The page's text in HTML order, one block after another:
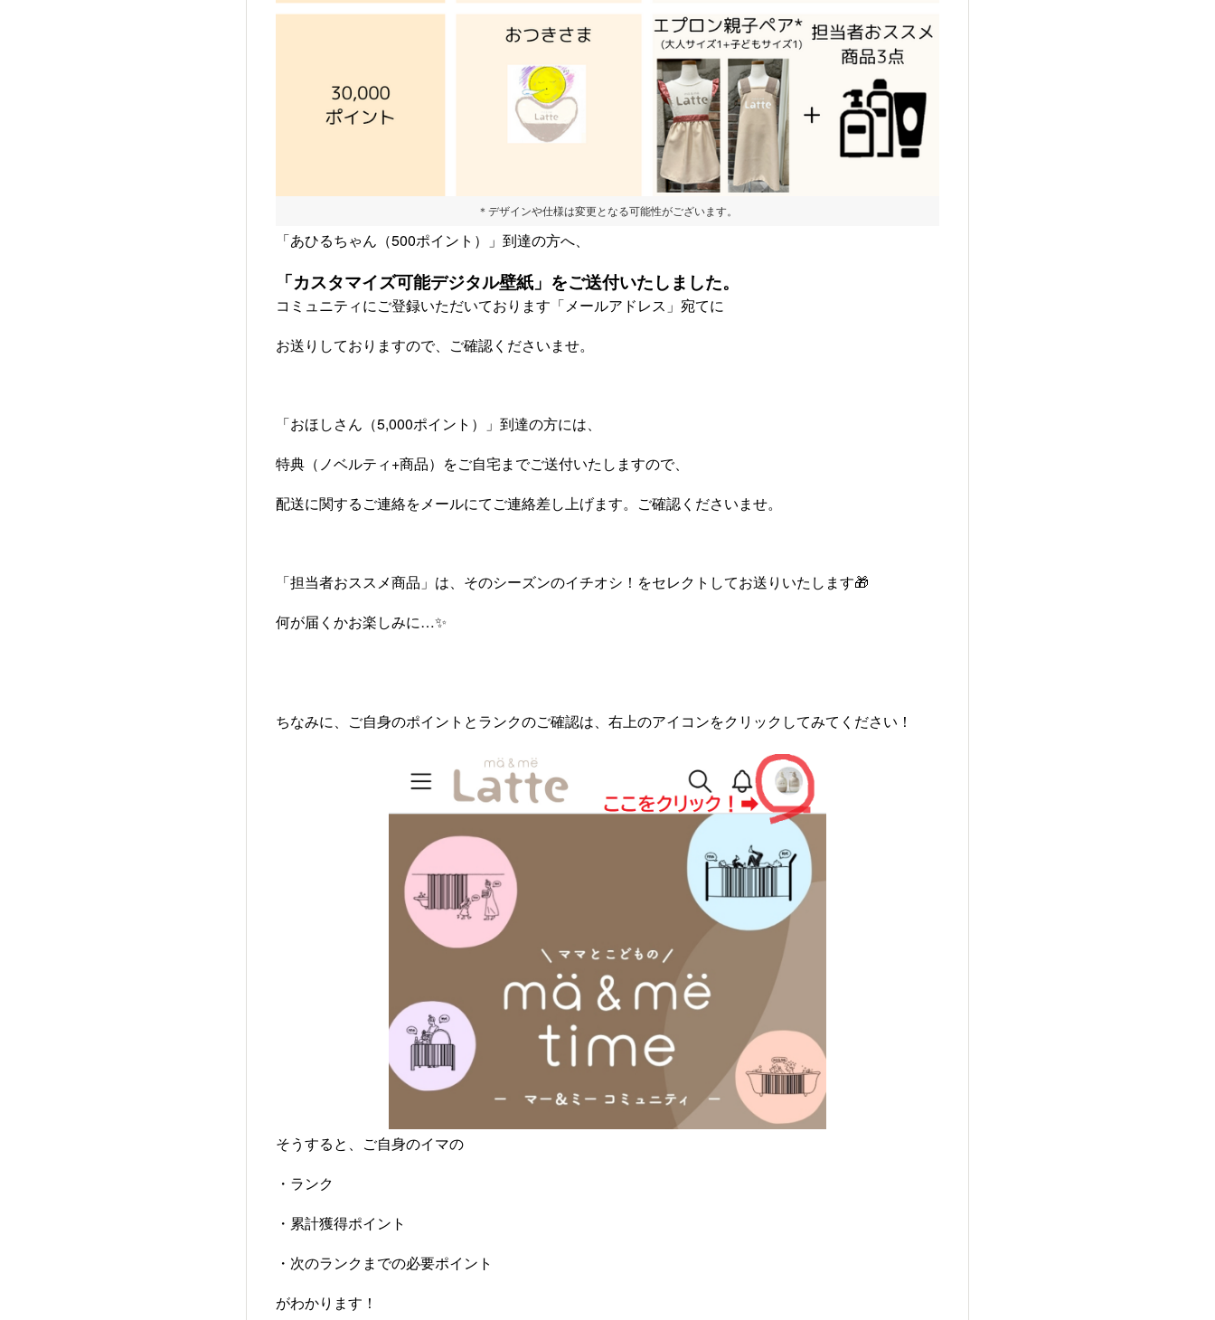
＊デザインや仕様は変更となる可能性がございます。
「あひるちゃん（500ポイント）」到達の方へ、
「カスタマイズ可能デジタル壁紙」 をご送付いたしました。
コミュニティにご登録いただいております「メールアドレス」宛てに
お送りしておりますので、ご確認くださいませ。
「おほしさん（5,000ポイント）」到達の方には、
特典（ノベルティ+商品）をご自宅までご送付いたしますので、
配送に関するご連絡をメールにてご連絡差し上げます。ご確認くださいませ。
「担当者おススメ商品」は、そのシーズンのイチオシ！をセレクトしてお送りいたします🎁
何が届くかお楽しみに…✨
ちなみに、ご自身のポイントとランクのご確認は、右上のアイコンをクリックしてみてください！
そうすると、ご自身のイマの
・ランク
・累計獲得ポイント
・次のランクまでの必要ポイント
がわかります！